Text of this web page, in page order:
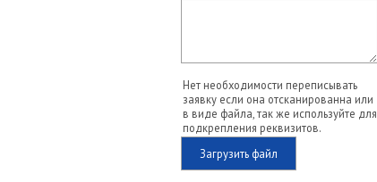
Нет необходимости переписывать
заявку если она отсканированна или
в виде файла, так же используйте для
подкрепления реквизитов.
Загрузить файл